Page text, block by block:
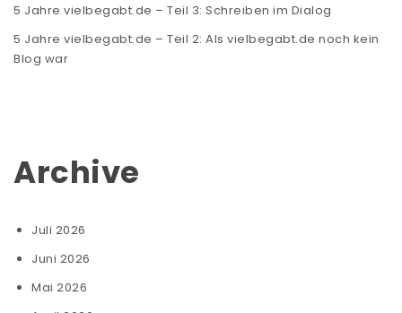
5 Jahre vielbegabt.de – Teil 3: Schreiben im Dialog
5 Jahre vielbegabt.de – Teil 2: Als vielbegabt.de noch kein
Blog war
Archive
Juli 2026
Juni 2026
Mai 2026